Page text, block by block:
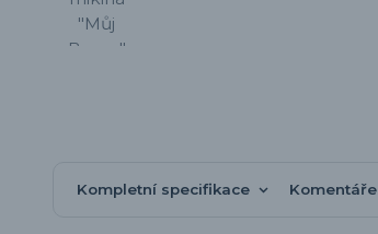
Kompletní specifikace Komentáře